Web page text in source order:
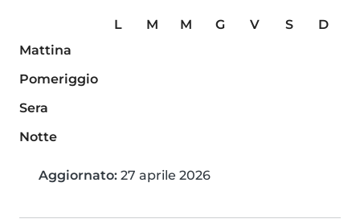
L M M G V S
D
Mattina
Pomeriggio
Sera
Notte
Aggiornato: 27 aprile 2026